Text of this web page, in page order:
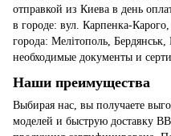
отправкой из Киева в день
в городе: вул. Карпенка-
города: Мелітополь,
необходимые документы и
Наши преимущества
Выбирая нас, вы получаете
моделей и быструю доставку